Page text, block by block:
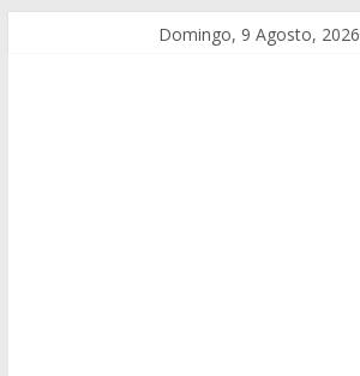
Domingo, 9 Agosto, 2026